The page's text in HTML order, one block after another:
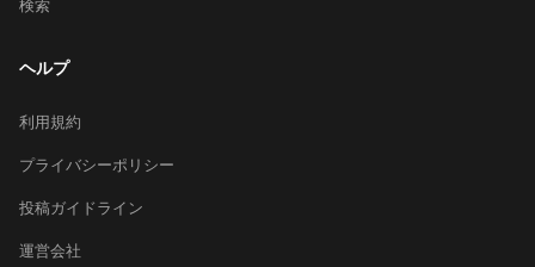
検索
ヘルプ
利用規約
プライバシーポリシー
投稿ガイドライン
運営会社